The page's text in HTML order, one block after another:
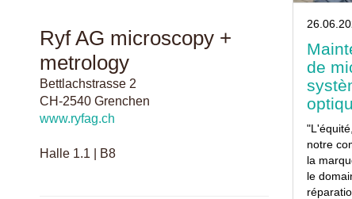
Ryf AG microscopy +
metrology
Bettlachstrasse 2
CH-2540 Grenchen
www.ryfag.ch
Halle 1.1 | B8
de
notre
la
le